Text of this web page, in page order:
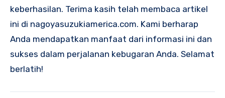
keberhasilan. Terima kasih telah membaca artikel
ini di nagoyasuzukiamerica.com. Kami berharap
Anda mendapatkan manfaat dari informasi ini dan
sukses dalam perjalanan kebugaran Anda. Selamat
berlatih!